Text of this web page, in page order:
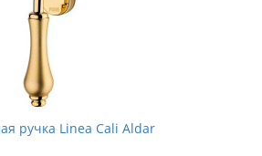
ручка Linea Cali Aldar